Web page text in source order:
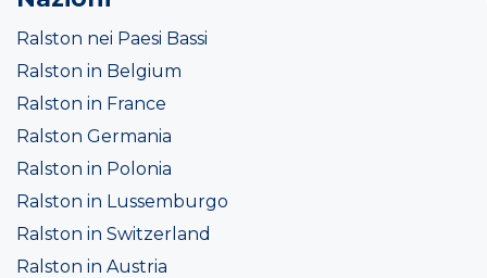
Ralston nei Paesi Bassi
Ralston in Belgium
Ralston in France
Ralston Germania
Ralston in Polonia
Ralston in Lussemburgo
Ralston in Switzerland
Ralston in Austria